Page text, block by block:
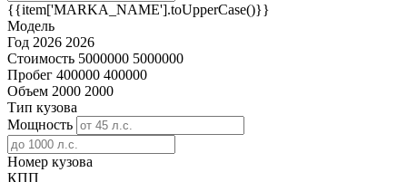
{{item['MARKA_NAME'].toUpperCase()}}
Модель
Год 2026 2026
Стоимость 5000000 5000000
Пробег 400000 400000
Объем 2000 2000
Тип кузова
Мощность
Номер кузова
КПП